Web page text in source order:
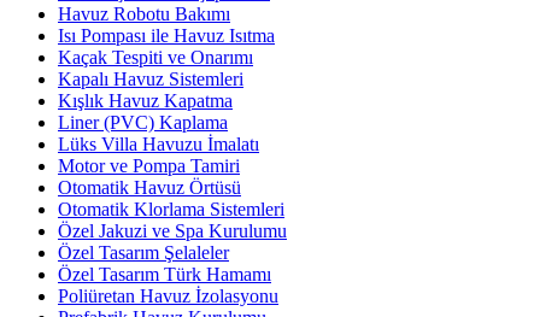
Havuz Robotu Bakımı
Isı Pompası ile Havuz Isıtma
Kaçak Tespiti ve Onarımı
Kapalı Havuz Sistemleri
Kışlık Havuz Kapatma
Liner (PVC) Kaplama
Lüks Villa Havuzu İmalatı
Motor ve Pompa Tamiri
Otomatik Havuz Örtüsü
Otomatik Klorlama Sistemleri
Özel Jakuzi ve Spa Kurulumu
Özel Tasarım Şelaleler
Özel Tasarım Türk Hamamı
Poliüretan Havuz İzolasyonu